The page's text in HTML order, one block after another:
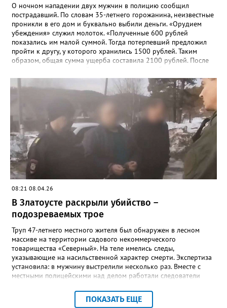
О ночном нападении двух мужчин в полицию сообщил
пострадавший. По словам 35-летнего горожанина, неизвестные
проникли в его дом и буквально выбили деньги. «Орудием
убеждения» служил молоток. «Полученные 600 рублей
показались им малой суммой. Тогда потерпевший предложил
пройти к другу, у которого хранились 1500 рублей. Таким
образом, общая сумма ущерба составила 2100 рублей. После
рассказали в златоустовском ОМВД. 19 мая сотрудники отдела
уголовного розыска задержали подозреваемых –
неработающих ранее судимых 32-летних мужчин. Уголовное
дело возбуждено по статье «Разбой».
08:21 08.04.26
В Златоусте раскрыли убийство –
подозреваемых трое
Труп 47-летнего местного жителя был обнаружен в лесном
массиве на территории садового некоммерческого
товарищества «Северный». На теле имелись следы,
указывающие на насильственной характер смерти. Экспертиза
установила: в мужчину выстрелили несколько раз. Вместе с
местными полицейскими над делом работали следователи
уголовного розыска регионального полицейского главка.
Причинами убийства, отметили в златоустовском ОВМД, могли
ПОКАЗАТЬ ЕЩЕ